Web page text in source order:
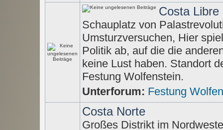
Costa Libre
Schauplatz von
Umsturzversuchen, Hier
Politik ab, auf die die
keine Lust haben. Standort
Festung Wolfenstein.
Unterforum: Festung
Costa Norte
Großes Distrikt im